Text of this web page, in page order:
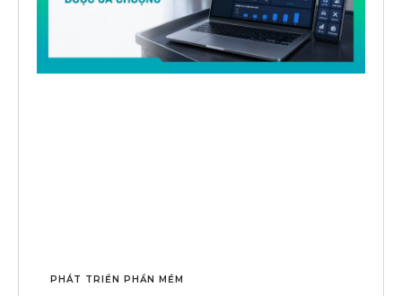
PHÁT TRIỂN PHẦN MỀM